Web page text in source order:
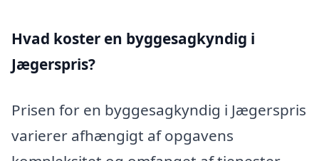
Hvad koster en byggesagkyndig i
Jægerspris?
Prisen for en byggesagkyndig i Jægerspris
varierer afhængigt af opgavens